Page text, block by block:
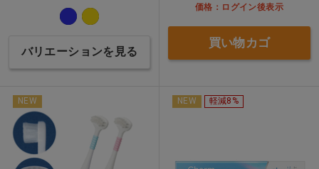
バリエーションを見る
価格：ログイン後表示
買い物カゴ
NEW NEW 軽減8%